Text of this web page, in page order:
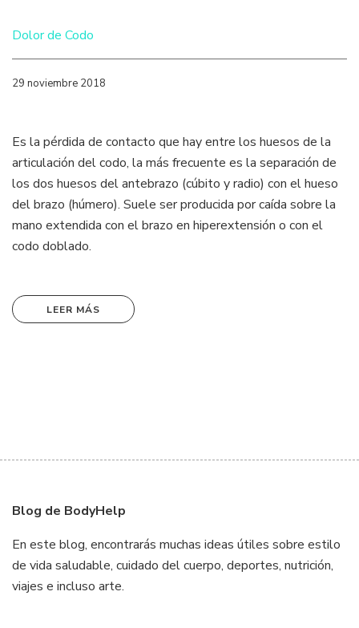
Dolor de Codo
29 noviembre 2018
Es la pérdida de contacto que hay entre los huesos de la
articulación del codo, la más frecuente es la separación de
los dos huesos del antebrazo (cúbito y radio) con el hueso
del brazo (húmero). Suele ser producida por caída sobre la
mano extendida con el brazo en hiperextensión o con el
codo doblado.
LEER MÁS
Blog de BodyHelp
En este blog, encontrarás muchas ideas útiles sobre estilo
de vida saludable, cuidado del cuerpo, deportes, nutrición,
viajes e incluso arte.